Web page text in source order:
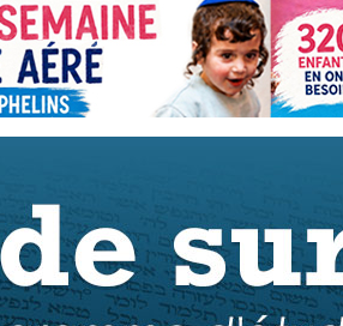
un don pour 5 jours de vacances aux
rejoindre sur WhatsApp
une bénédiction
en groupe sur Zoom
rejoindre sur WhatsApp
rejoindre sur WhatsApp